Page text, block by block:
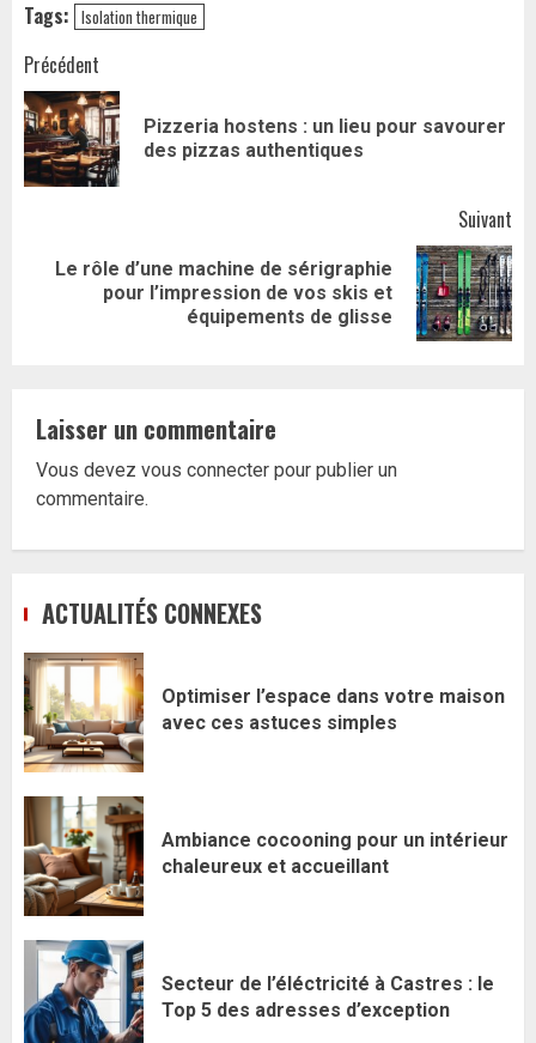
Tags: Isolation thermique
Navigation
d’article
Précédent
Pizzeria hostens : un lieu pour savourer
des pizzas authentiques
Suivant
Le rôle d’une machine de sérigraphie
pour l’impression de vos skis et
équipements de glisse
Laisser un commentaire
Vous devez vous connecter pour publier un
commentaire.
ACTUALITÉS CONNEXES
Optimiser l’espace dans votre maison
avec ces astuces simples
Ambiance cocooning pour un intérieur
chaleureux et accueillant
Secteur de l’éléctricité à Castres : le
Top 5 des adresses d’exception